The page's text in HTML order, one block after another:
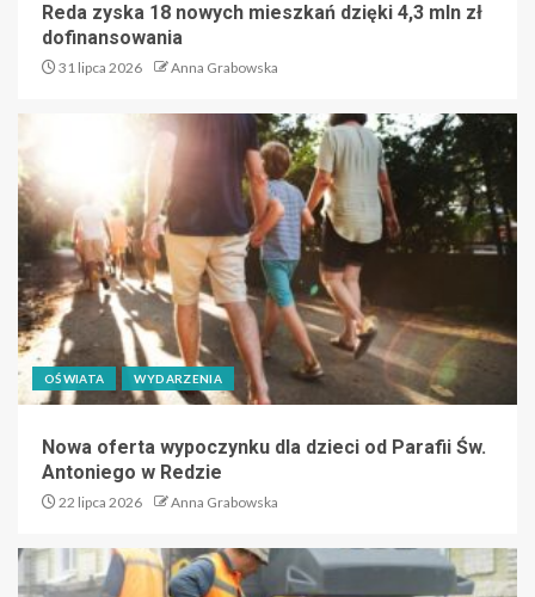
Reda zyska 18 nowych mieszkań dzięki 4,3 mln zł
dofinansowania
31 lipca 2026 Anna Grabowska
OŚWIATA WYDARZENIA
Nowa oferta wypoczynku dla dzieci od Parafii Św.
Antoniego w Redzie
22 lipca 2026 Anna Grabowska